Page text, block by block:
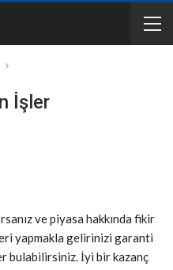
İşler
ve piyasa hakkında fikir
yapmakla gelirinizi garanti
bulabilirsiniz. İyi bir kazanç